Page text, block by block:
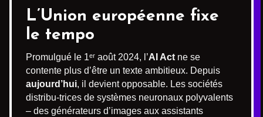
L’Union européenne fixe
le tempo
Promulgué le 1ᵉʳ août 2024, l’AI Act ne se
contente plus d’être un texte ambitieux. Depuis
aujourd’hui, il devient opposable. Les sociétés
distribu-trices de systèmes neuronaux polyvalents
– des générateurs d’images aux assistants